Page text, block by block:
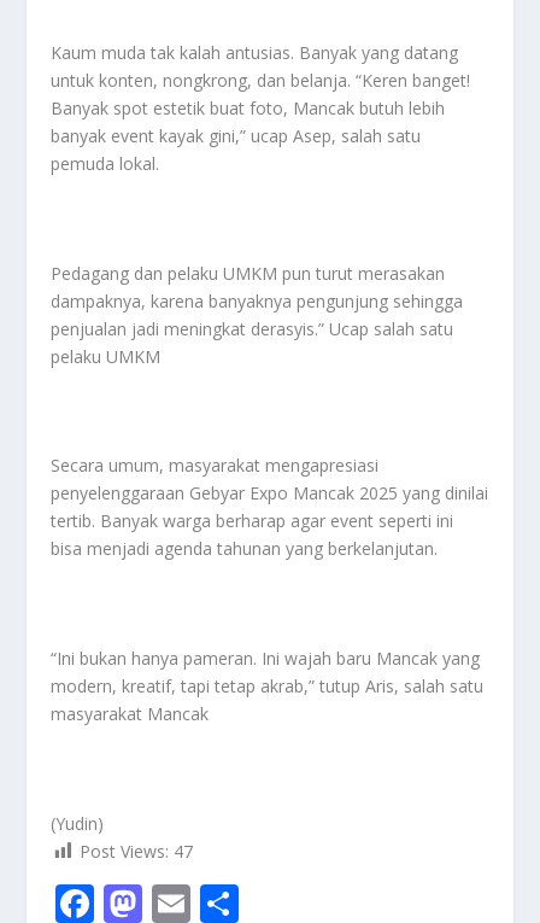
Kaum muda tak kalah antusias. Banyak yang datang
untuk konten, nongkrong, dan belanja. “Keren banget!
Banyak spot estetik buat foto, Mancak butuh lebih
banyak event kayak gini,” ucap Asep, salah satu
pemuda lokal.
Pedagang dan pelaku UMKM pun turut merasakan
dampaknya, karena banyaknya pengunjung sehingga
penjualan jadi meningkat derasyis.” Ucap salah satu
pelaku UMKM
Secara umum, masyarakat mengapresiasi
penyelenggaraan Gebyar Expo Mancak 2025 yang dinilai
tertib. Banyak warga berharap agar event seperti ini
bisa menjadi agenda tahunan yang berkelanjutan.
“Ini bukan hanya pameran. Ini wajah baru Mancak yang
modern, kreatif, tapi tetap akrab,” tutup Aris, salah satu
masyarakat Mancak
(Yudin)
Post Views: 47
F M E